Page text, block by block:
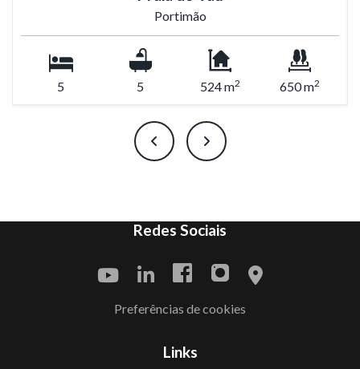
Portimão
5 5 524 m2 650 m2
Redes Sociais
Preferências de cookies
Links